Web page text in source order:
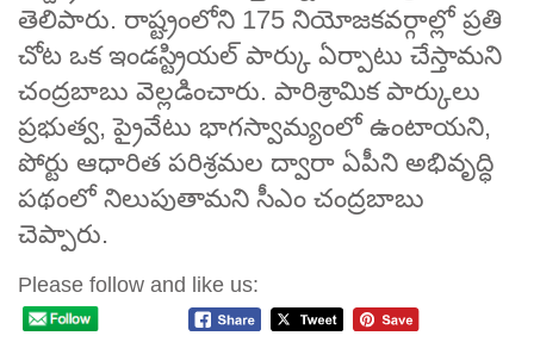
తెలిపారు. రాష్ట్రంలోని 175 నియోజకవర్గాల్లో ప్రతి
చోట ఒక ఇండస్ట్రియల్ పార్కు ఏర్పాటు చేస్తామని
చంద్రబాబు వెల్లడించారు. పారిశ్రామిక పార్కులు
ప్రభుత్వ, ప్రైవేటు భాగస్వామ్యంలో ఉంటాయని,
పోర్టు ఆధారిత పరిశ్రమల ద్వారా ఏపీని అభివృద్ధి
పథంలో నిలుపుతామని సీఎం చంద్రబాబు
చెప్పారు.
Please follow and like us: